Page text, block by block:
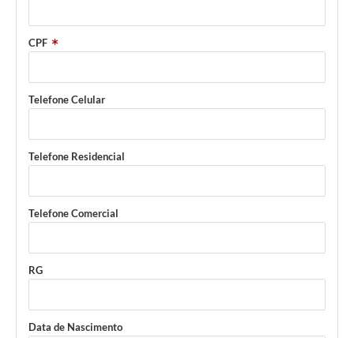
CPF
Telefone Celular
Telefone Residencial
Telefone Comercial
RG
Data de Nascimento